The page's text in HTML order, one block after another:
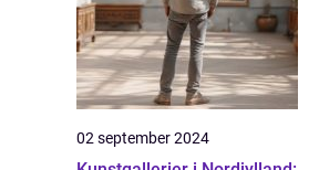
02 september 2024